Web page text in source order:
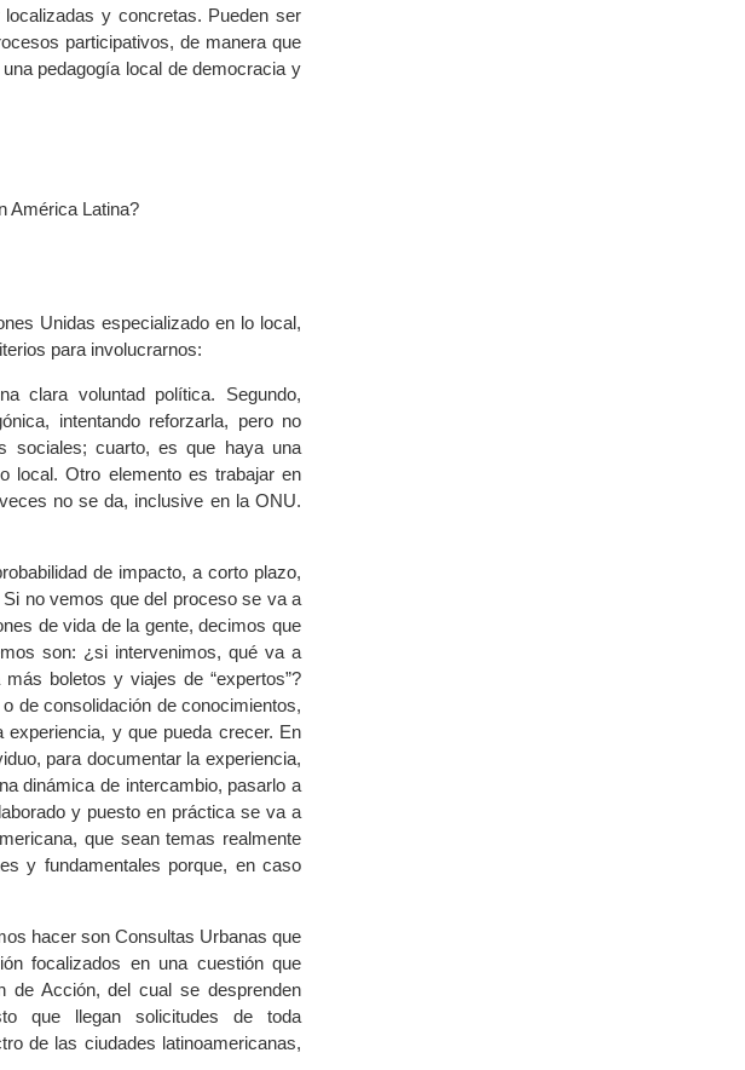
y concretas. Pueden ser
participativos, de manera que
pedagogía local de democracia y
América Latina?
Unidas especializado en lo local,
para involucrarnos:
clara voluntad política. Segundo,
intentando reforzarla, pero no
sociales; cuarto, es que haya una
local. Otro elemento es trabajar en
no se da, inclusive en la ONU.
de impacto, a corto plazo,
no vemos que del proceso se va a
de vida de la gente, decimos que
son: ¿si intervenimos, qué va a
boletos y viajes de “expertos”?
de consolidación de conocimientos,
y que pueda crecer. En
para documentar la experiencia,
dinámica de intercambio, pasarlo a
y puesto en práctica se va a
que sean temas realmente
y fundamentales porque, en caso
hacer son Consultas Urbanas que
focalizados en una cuestión que
de Acción, del cual se desprenden
que llegan solicitudes de toda
de las ciudades latinoamericanas,